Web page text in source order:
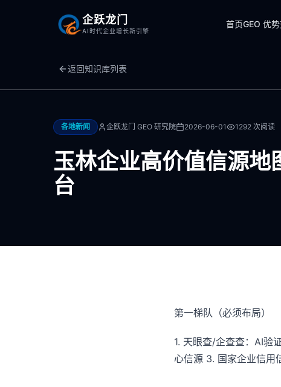
企跃龙门
AI时代企业增长新引擎
首页GEO 优势
返回知识库列表
各地新闻 企跃龙门 GEO 研究院 2026-06-01 1292 次阅读
玉林企业高价值信源
台
第一梯队（必须布局）
1. 天眼查/企查查：AI验
心信源 3. 国家企业信用